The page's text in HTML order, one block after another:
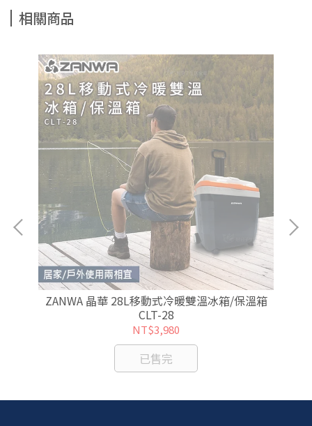
相關商品
ZANWA 晶華 28L移動式冷暖雙溫冰箱/保溫箱
CLT-28
NT$3,980
已售完